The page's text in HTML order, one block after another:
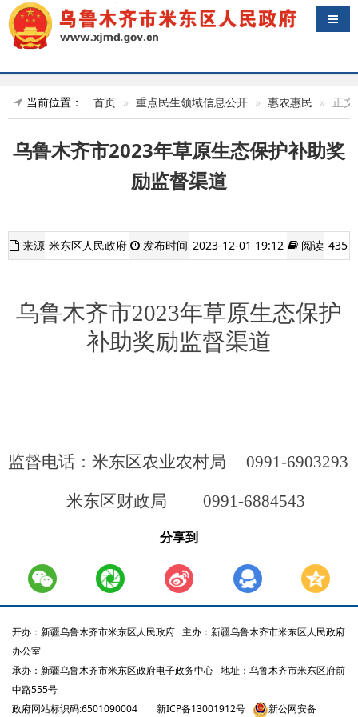
导航
当前位置： 首页 重点民生领域信息公开 惠农惠民 正文
乌鲁木齐市2023年草原生态保护补助奖
励监督渠道
来源 米东区人民政府 发布时间 2023-12-01 19:12 阅读 435
乌鲁木齐市2023年草原生态保护
补助奖励监督渠道
监督电话：米东区农业农村局 0991-6903293
米东区财政局 0991-6884543
分享到
开办：新疆乌鲁木齐市米东区人民政府 主办：新疆乌鲁木齐市米东区人民政府
办公室
承办：新疆乌鲁木齐市米东区政府电子政务中心 地址：乌鲁木齐市米东区府前
中路555号
政府网站标识码:6501090004
新ICP备13001912号 新公网安备